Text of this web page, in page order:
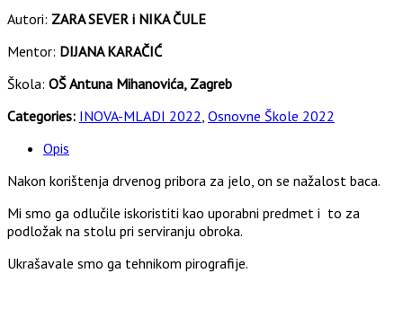
Autori: ZARA SEVER i NIKA ČULE
Mentor: DIJANA KARAČIĆ
Škola: OŠ Antuna Mihanovića, Zagreb
Categories: INOVA-MLADI 2022 Osnovne Škole 2022
Opis
Nakon korištenja drvenog pribora za jelo, on se nažalost baca.
Mi smo ga odlučile iskoristiti kao uporabni predmet i to za
podložak na stolu pri serviranju obroka.
Ukrašavale smo ga tehnikom pirografije.